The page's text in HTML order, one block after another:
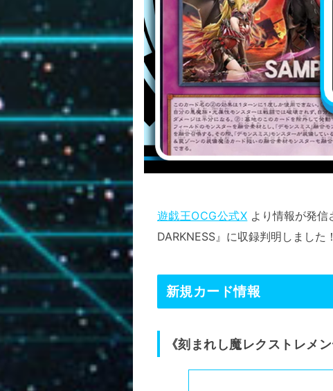
遊戯王OCG公式X より情報が発信
DARKNESS』に収録判明しました！
新規カード情報
《刻まれし魔レクストレメン